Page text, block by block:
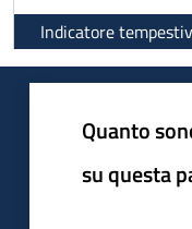
Indicatore
Quanto
su questa